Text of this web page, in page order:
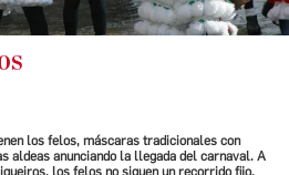
los felos, máscaras tradicionales con
aldeas anunciando la llegada del carnaval. A
los felos no siguen un recorrido fijo,